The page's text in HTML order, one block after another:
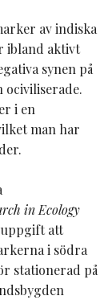
av indiska
ibland aktivt
synen på
ociviliserade.
i en
man har
in Ecology
uppgift att
i södra
stationerad på